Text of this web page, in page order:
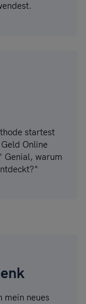
startest
Online
Genial, warum
mein neues